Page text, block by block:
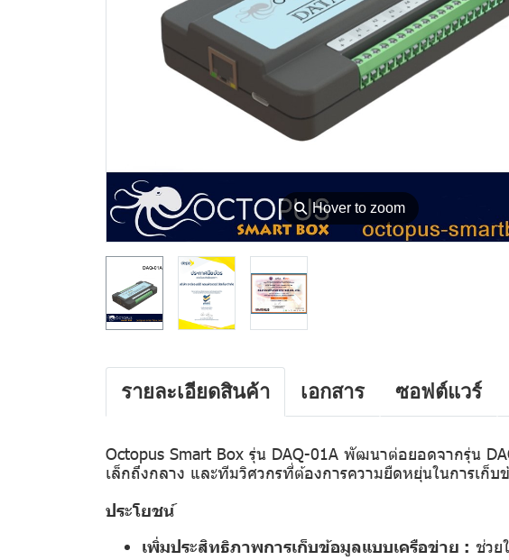
⚲ Hover to zoom
รายละเอียดสินค้า เอกสาร ซอฟต์แวร์
Octopus Smart Box รุ่น DAQ-01A พัฒนาต่อยอดจากรุ่น
เล็กถึงกลาง และทีมวิศวกรที่ต้องการความยืดหยุ่นในการเก็
ประโยชน์
เพิ่มประสิทธิภาพการเก็บข้อมูลแบบเครือข่าย : ช่วย